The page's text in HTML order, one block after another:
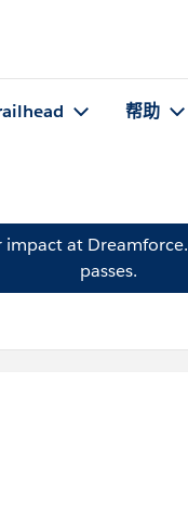
帮助
at Dreamforce.
passes.